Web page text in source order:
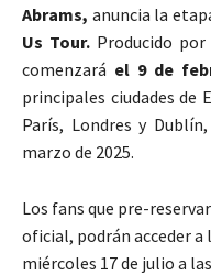
Abrams, anuncia la
Us Tour. Producido
comenzará el 9 de
principales ciudades de
París, Londres y
marzo de 2025.
Los fans que pre-
oficial, podrán acceder a
miércoles 17 de julio a